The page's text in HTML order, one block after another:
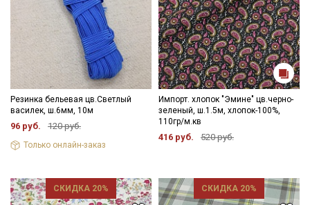
Резинка бельевая цв.Светлый
василек, ш.6мм, 10м
96 руб. 120 руб.
Только онлайн-заказ
Импорт. хлопок "Эмине" цв.черно-
зеленый, ш.1.5м, хлопок-100%,
110гр/м.кв
416 руб. 520 руб.
СКИДКА 20% СКИДКА 20%